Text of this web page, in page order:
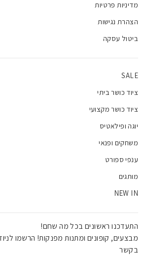
מדיניות פרטיות
הצהרת נגישות
ביטול עסקה
SALE
ציוד כושר ביתי
ציוד כושר מקצועי
יוגה ופילאטיס
משחקים ופנאי
ענפי ספורט
מותגים
NEW IN
התעדכנו ראשונים בכל מה שחם!
מבצעים, קופונים ומתנות מפנקות! הרשמו
בקשר